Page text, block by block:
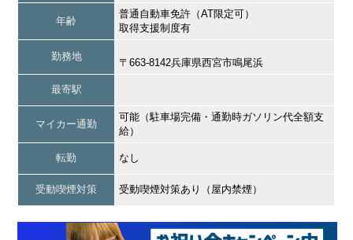
年齢
普通自動車免許（AT限定可）
取得支援制度有
勤務地
〒663-8142兵庫県西宮市鳴尾浜
最寄駅
マイカー通勤
可能（駐車場完備・通勤時ガソリン代全額支
給）
転勤 なし
受動喫煙対策 受動喫煙対策あり（屋内禁煙）